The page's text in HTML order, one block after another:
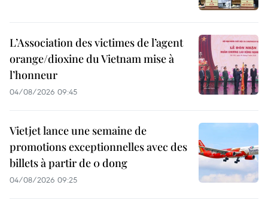
L’Association des victimes de l’agent
orange/dioxine du Vietnam mise à
l’honneur
04/08/2026 09:45
Vietjet lance une semaine de
promotions exceptionnelles avec des
billets à partir de 0 dong
04/08/2026 09:25